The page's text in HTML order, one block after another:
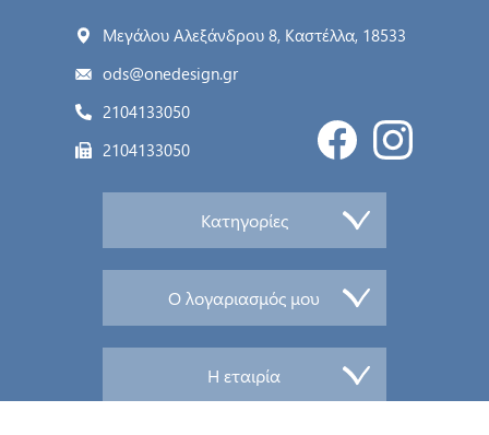
Μεγάλου Αλεξάνδρου 8, Καστέλλα, 18533
ods@onedesign.gr
2104133050
2104133050
Κατηγορίες
Ο λογαριασμός μου
Η εταιρία